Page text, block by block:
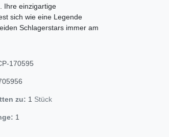
Ihre einzigartige
sich wie eine Legende
Schlagerstars immer am
170595
zu: 1 Stück
1